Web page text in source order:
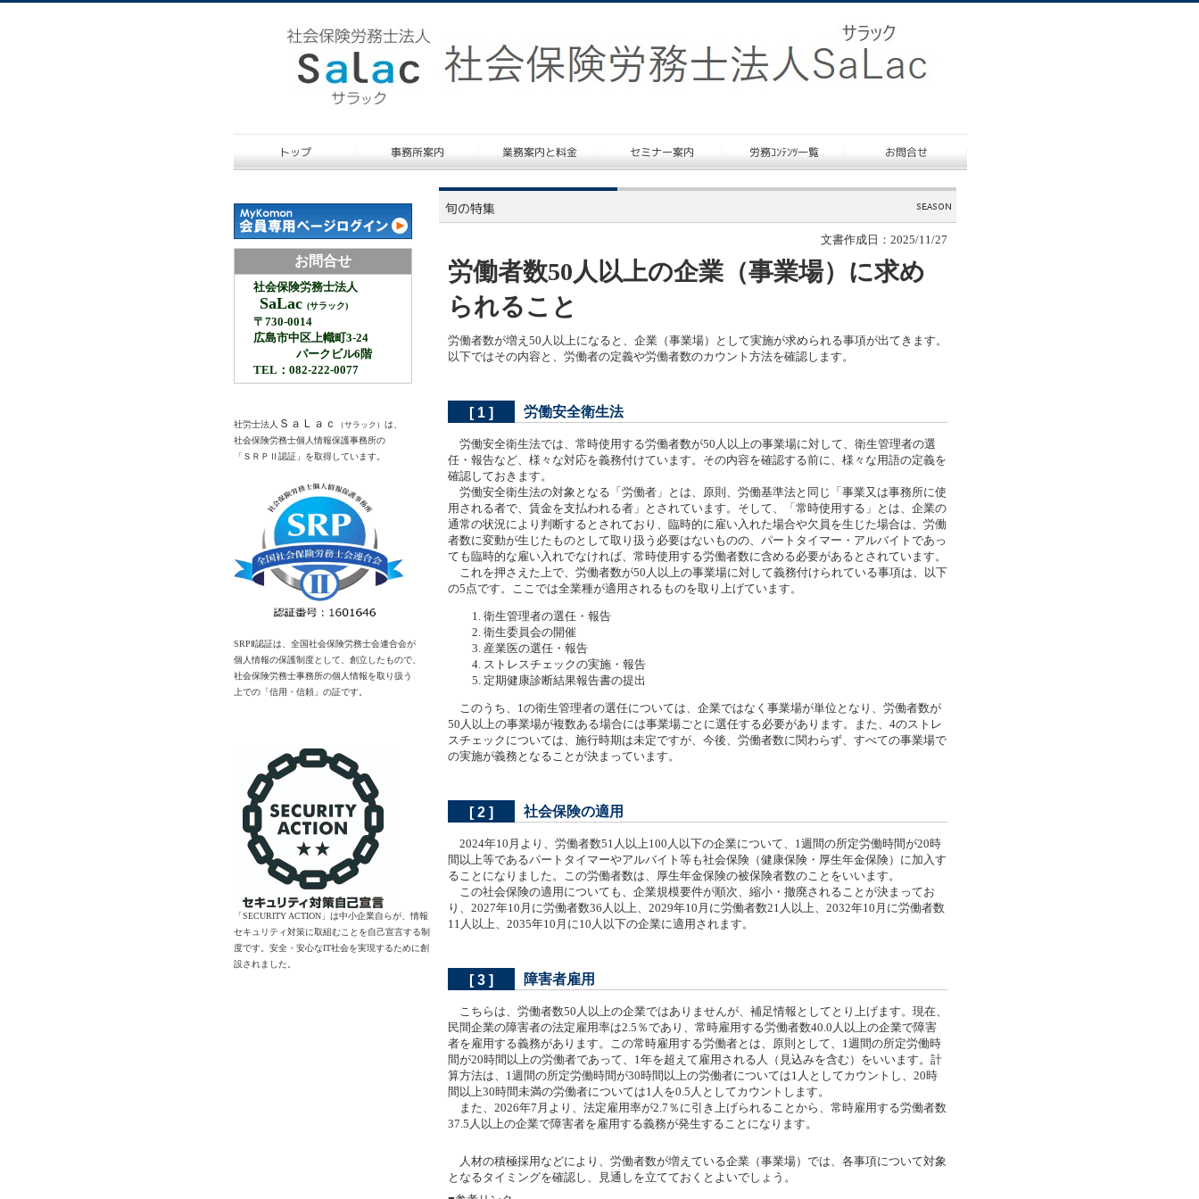
文書作成日：2025/11/27
労働者数50人以上の企業（事業場）に求め
られること
労働者数が増え50人以上になると、企業（事業場）として実施が求められる事項が出てきます。
以下ではその内容と、労働者の定義や労働者数のカウント方法を確認します。
[ 1 ] 労働安全衛生法
労働安全衛生法では、常時使用する労働者数が50人以上の事業場に対して、衛生管理者の選
任・報告など、様々な対応を義務付けています。その内容を確認する前に、様々な用語の定義を
確認しておきます。
労働安全衛生法の対象となる「労働者」とは、原則、労働基準法と同じ「事業又は事務所に使
用される者で、賃金を支払われる者」とされています。そして、「常時使用する」とは、企業の
通常の状況により判断するとされており、臨時的に雇い入れた場合や欠員を生じた場合は、労働
者数に変動が生じたものとして取り扱う必要はないものの、パートタイマー・アルバイトであっ
ても臨時的な雇い入れでなければ、常時使用する労働者数に含める必要があるとされています。
これを押さえた上で、労働者数が50人以上の事業場に対して義務付けられている事項は、以下
の5点です。ここでは全業種が適用されるものを取り上げています。
衛生管理者の選任・報告
衛生委員会の開催
産業医の選任・報告
ストレスチェックの実施・報告
定期健康診断結果報告書の提出
このうち、1の衛生管理者の選任については、企業ではなく事業場が単位となり、労働者数が
50人以上の事業場が複数ある場合には事業場ごとに選任する必要があります。また、4のストレ
スチェックについては、施行時期は未定ですが、今後、労働者数に関わらず、すべての事業場で
の実施が義務となることが決まっています。
[ 2 ] 社会保険の適用
2024年10月より、労働者数51人以上100人以下の企業について、1週間の所定労働時間が20時
間以上等であるパートタイマーやアルバイト等も社会保険（健康保険・厚生年金保険）に加入す
ることになりました。この労働者数は、厚生年金保険の被保険者数のことをいいます。
この社会保険の適用についても、企業規模要件が順次、縮小・撤廃されることが決まってお
り、2027年10月に労働者数36人以上、2029年10月に労働者数21人以上、2032年10月に労働者数
11人以上、2035年10月に10人以下の企業に適用されます。
[ 3 ] 障害者雇用
こちらは、労働者数50人以上の企業ではありませんが、補足情報としてとり上げます。現在、
民間企業の障害者の法定雇用率は2.5％であり、常時雇用する労働者数40.0人以上の企業で障害
者を雇用する義務があります。この常時雇用する労働者とは、原則として、1週間の所定労働時
間が20時間以上の労働者であって、1年を超えて雇用される人（見込みを含む）をいいます。計
算方法は、1週間の所定労働時間が30時間以上の労働者については1人としてカウントし、20時
間以上30時間未満の労働者については1人を0.5人としてカウントします。
また、2026年7月より、法定雇用率が2.7％に引き上げられることから、常時雇用する労働者数
37.5人以上の企業で障害者を雇用する義務が発生することになります。
人材の積極採用などにより、労働者数が増えている企業（事業場）では、各事項について対象
となるタイミングを確認し、見通しを立てておくとよいでしょう。
お問合せ
社会保険労務士法人
SaLac (サラック)
〒730-0014
広島市中区上幟町3-24
パークビル6階
TEL：082-222-0077
社労士法人 ＳａＬａｃ （サラック） は、
社会保険労務士個人情報保護事務所の
「ＳＲＰⅡ認証」を取得しています。
SRPⅡ認証は、全国社会保険労務士会連合会が
個人情報の保護制度として、創立したもので、
社会保険労務士事務所の個人情報を取り扱う
上での「信用・信頼」の証です。
「SECURITY ACTION」は中小企業自らが、情報
セキュリティ対策に取組むことを自己宣言する制
度です。安全・安心なIT社会を実現するために創
設されました。